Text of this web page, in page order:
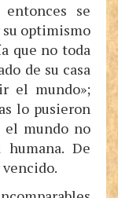
se
optimismo
que no toda
de su casa
el mundo»;
lo pusieron
el mundo no
De